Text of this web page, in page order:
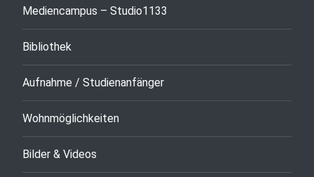
Mediencampus – Studio1133
Bibliothek
Aufnahme / Studienanfänger
Wohnmöglichkeiten
Bilder & Videos